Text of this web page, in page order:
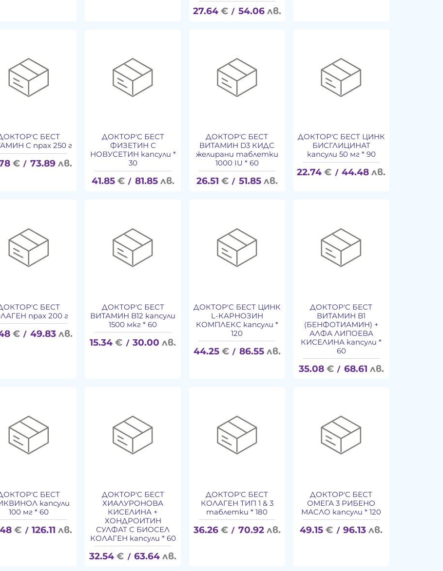
27.64 € / 54.06 лв.
БЕСТ
C прах 250 г
€ / 73.89 лв.
ДОКТОР'С БЕСТ
ФИЗЕТИН С
НОВУСЕТИН капсули *
30
41.85 € / 81.85 лв.
ДОКТОР'С БЕСТ
ВИТАМИН D3 КИДС
желирани таблетки
1000 IU * 60
26.51 € / 51.85 лв.
ДОКТОР'С БЕСТ ЦИНК
БИСГЛИЦИНАТ
капсули 50 мг * 90
22.74 € / 44.48 лв.
БЕСТ
прах 200 г
€ / 49.83 лв.
ДОКТОР'С БЕСТ
ВИТАМИН B12 капсули
1500 мкг * 60
15.34 € / 30.00 лв.
ДОКТОР'С БЕСТ ЦИНК
L-КАРНОЗИН
КОМПЛЕКС капсули *
120
44.25 € / 86.55 лв.
ДОКТОР'С БЕСТ
ВИТАМИН B1
(БЕНФОТИАМИН) +
АЛФА ЛИПОЕВА
КИСЕЛИНА капсули *
60
35.08 € / 68.61 лв.
БЕСТ
капсули
100 мг * 60
€ / 126.11 лв.
ДОКТОР'С БЕСТ
ХИАЛУРОНОВА
КИСЕЛИНА +
ХОНДРОИТИН
СУЛФАТ С БИОСЕЛ
КОЛАГЕН капсули * 60
32.54 € / 63.64 лв.
ДОКТОР'С БЕСТ
КОЛАГЕН ТИП 1 & 3
таблетки * 180
36.26 € / 70.92 лв.
ДОКТОР'С БЕСТ
ОМЕГА 3 РИБЕНО
МАСЛО капсули * 120
49.15 € / 96.13 лв.